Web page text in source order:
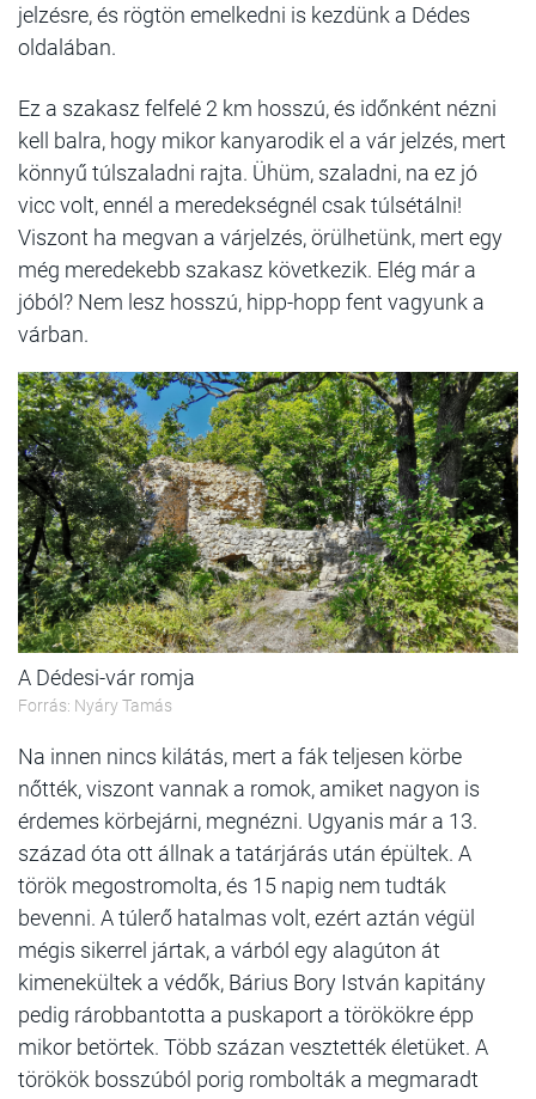
jelzésre, és rögtön emelkedni is kezdünk a Dédes
oldalában.
Ez a szakasz felfelé 2 km hosszú, és időnként nézni
kell balra, hogy mikor kanyarodik el a vár jelzés, mert
könnyű túlszaladni rajta. Ühüm, szaladni, na ez jó
vicc volt, ennél a meredekségnél csak túlsétálni!
Viszont ha megvan a várjelzés, örülhetünk, mert egy
még meredekebb szakasz következik. Elég már a
jóból? Nem lesz hosszú, hipp-hopp fent vagyunk a
várban.
A Dédesi-vár romja
Forrás: Nyáry Tamás
Na innen nincs kilátás, mert a fák teljesen körbe
nőtték, viszont vannak a romok, amiket nagyon is
érdemes körbejárni, megnézni. Ugyanis már a 13.
század óta ott állnak a tatárjárás után épültek. A
török megostromolta, és 15 napig nem tudták
bevenni. A túlerő hatalmas volt, ezért aztán végül
mégis sikerrel jártak, a várból egy alagúton át
kimenekültek a védők, Bárius Bory István kapitány
pedig rárobbantotta a puskaport a törökökre épp
mikor betörtek. Több százan vesztették életüket. A
törökök bosszúból porig rombolták a megmaradt